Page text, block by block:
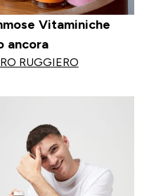
Vitaminiche
ancora
RUGGIERO